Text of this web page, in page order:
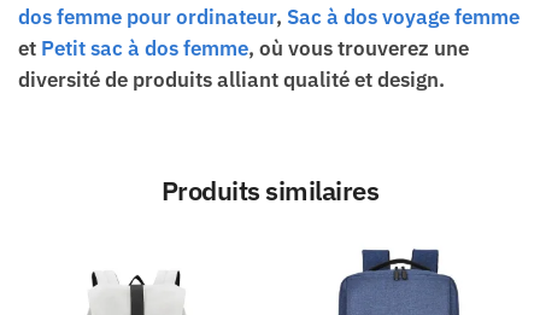
dos femme pour ordinateur, Sac à dos voyage femme
et Petit sac à dos femme, où vous trouverez une
diversité de produits alliant qualité et design.
Produits similaires